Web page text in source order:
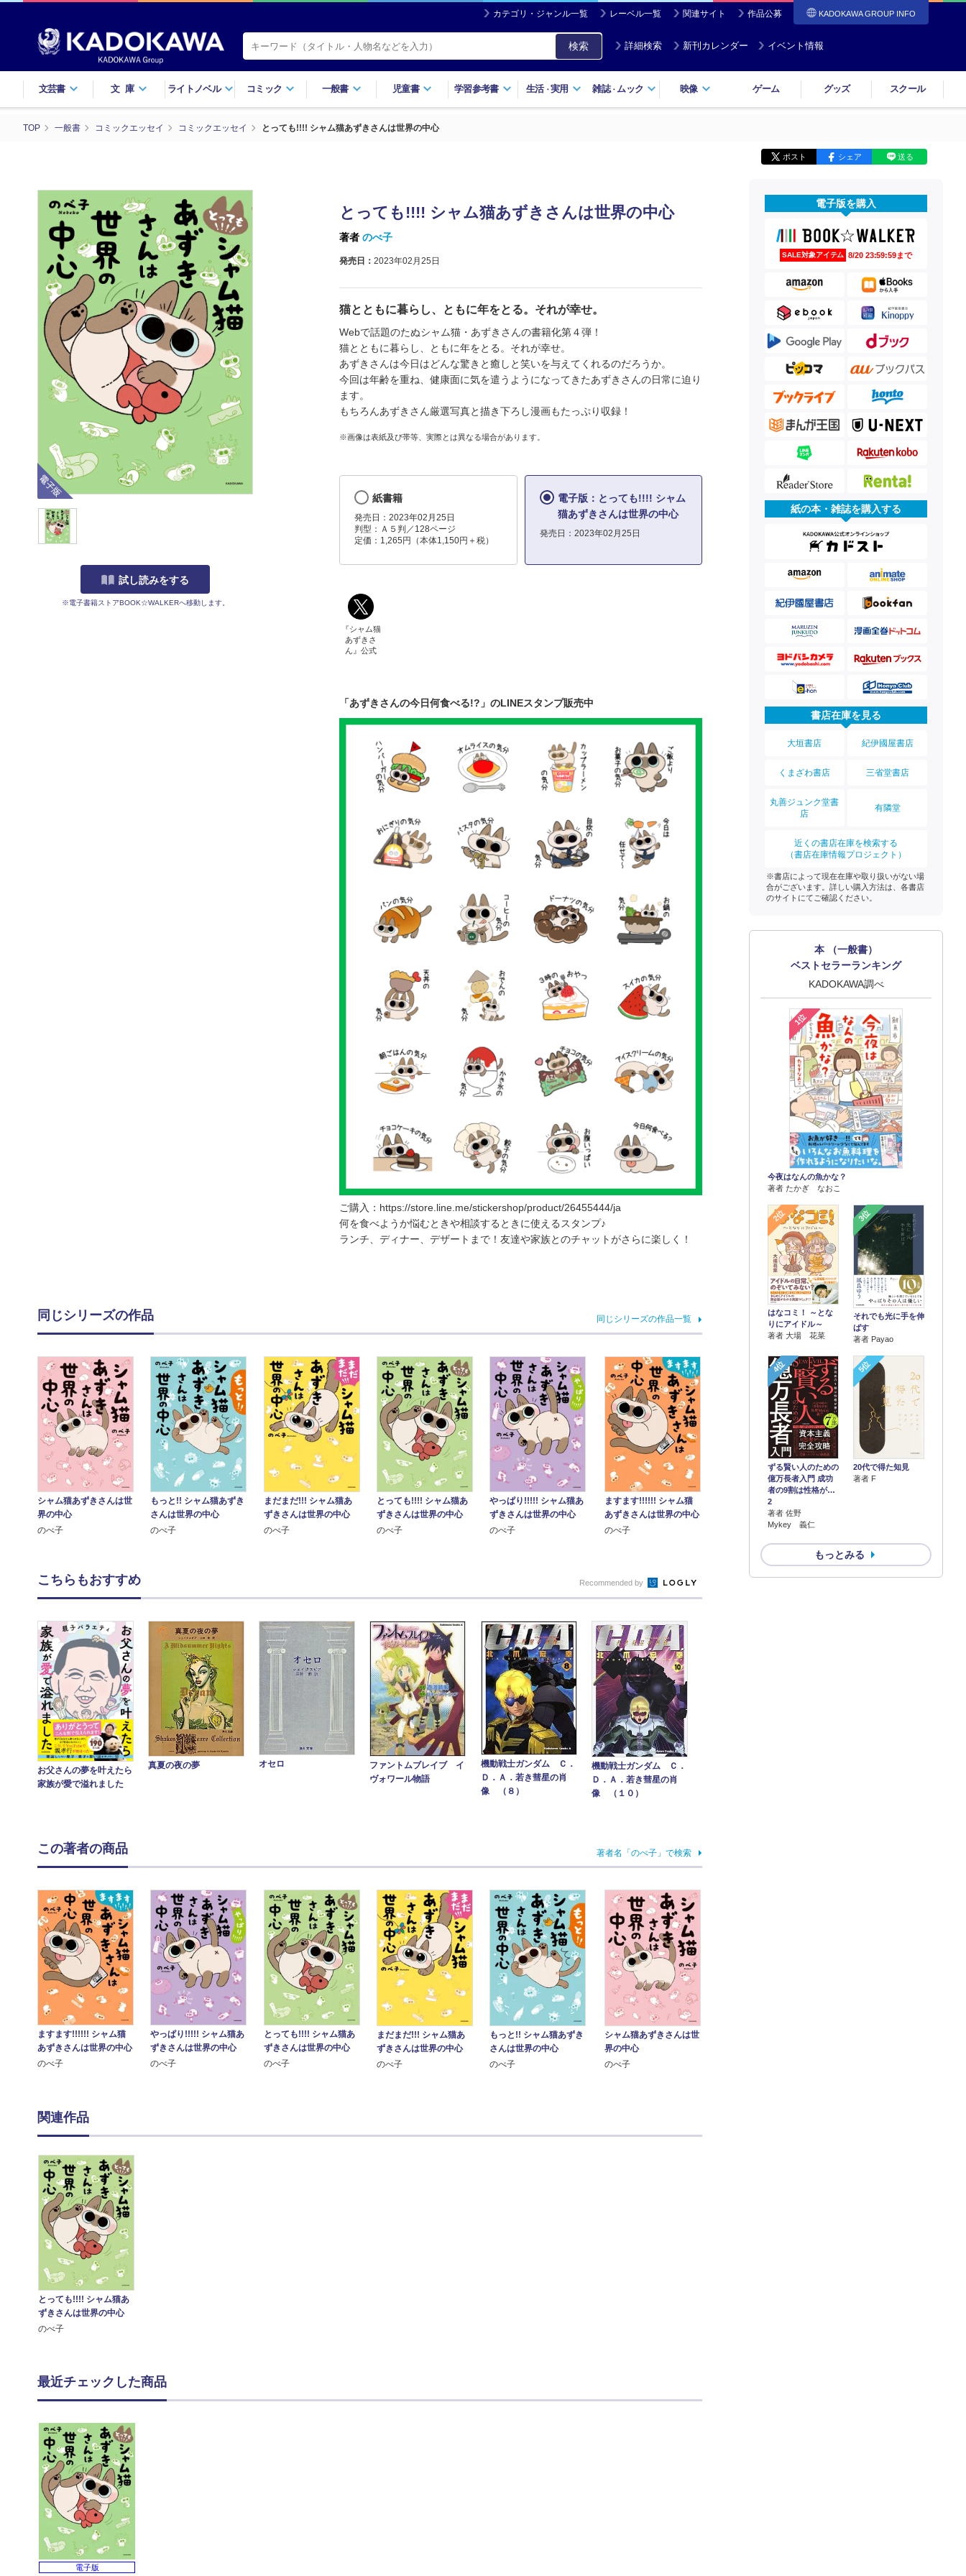
カテゴリ・ジャンル一覧 レーベル一覧 関連サイト 作品公募 KADOKAWA GROUP INFO
検索 詳細検索 新刊カレンダー イベント情報
文芸書 文庫 ライトノベル コミック 一般書 児童書 学習参考書 生活・実用 雑誌・ ムック 映像 ゲーム グッズ スクール
TOP 一般書 コミックエッセイ コミックエッセイ とっても!!!! シャム猫あずきさんは世界の中心
ポスト シェア 送る
電子版
試し読みをする
※電子書籍ストアBOOK☆WALKERへ移動します。
とっても!!!! シャム猫あずきさんは世界の中心
著者 のべ子
発売日： 2023年02月25日
猫とともに暮らし、ともに年をとる。それが幸せ。
Webで話題のたぬシャム猫・あずきさんの書籍化第４弾！
猫とともに暮らし、ともに年をとる。それが幸せ。
あずきさんは今日はどんな驚きと癒しと笑いを与えてくれるのだろうか。
今回は年齢を重ね、健康面に気を遣うようになってきたあずきさんの日常に迫り
ます。
もちろんあずきさん厳選写真と描き下ろし漫画もたっぷり収録！
※画像は表紙及び帯等、実際とは異なる場合があります。
紙書籍
発売日：2023年02月25日
判型：Ａ５判／128ページ
定価：1,265円（本体1,150円＋税）
電子版：とっても!!!! シャム
猫あずきさんは世界の中心
発売日：2023年02月25日
『シャム猫
あずきさ
ん』公式
「あずきさんの今日何食べる!?」のLINEスタンプ販売中
ご購入：https://store.line.me/stickershop/product/26455444/ja
何を食べようか悩むときや相談するときに使えるスタンプ♪
ランチ、ディナー、デザートまで！友達や家族とのチャットがさらに楽しく！
同じシリーズの作品 同じシリーズの作品一覧
シャム猫あずきさんは世
界の中心
のべ子
もっと!! シャム猫あずき
さんは世界の中心
のべ子
まだまだ!!! シャム猫あ
ずきさんは世界の中心
のべ子
とっても!!!! シャム猫あ
ずきさんは世界の中心
のべ子
やっぱり!!!!! シャム猫あ
ずきさんは世界の中心
のべ子
ますます!!!!!! シャム猫
あずきさんは世界の中心
のべ子
電子版を購入
SALE対象アイテム 8/20 23:59:59まで
紙の本・雑誌を購入する
書店在庫を見る
大垣書店 紀伊國屋書店
くまざわ書店 三省堂書店
丸善ジュンク堂書
店
有隣堂
近くの書店在庫を検索する
（書店在庫情報プロジェクト）
※書店によって現在在庫や取り扱いがない場
合がございます。詳しい購入方法は、各書店
のサイトにてご確認ください。
本 （一般書）
ベストセラーランキング
KADOKAWA調べ
1位
今夜はなんの魚かな？
著者 たかぎ なおこ
2位
はなコミ！ ～とな
りにアイドル～
著者 大場 花菜
3位
それでも光に手を伸
ばす
著者 Payao
4位
ずる賢い人のための
億万長者入門 成功
者の9割は性格が…
2
著者 佐野
Mykey 義仁
5位
20代で得た知見
著者 F
もっとみる
こちらもおすすめ Recommended by
お父さんの夢を叶えたら
家族が愛で溢れました
真夏の夜の夢 オセロ
ファントムブレイブ イ
ヴォワール物語
機動戦士ガンダム Ｃ．
Ｄ．Ａ．若き彗星の肖
像 （８）
機動戦士ガンダム Ｃ．
Ｄ．Ａ．若き彗星の肖
像 （１０）
この著者の商品 著者名「のべ子」で検索
ますます!!!!!! シャム猫
あずきさんは世界の中心
のべ子
やっぱり!!!!! シャム猫あ
ずきさんは世界の中心
のべ子
とっても!!!! シャム猫あ
ずきさんは世界の中心
のべ子
まだまだ!!! シャム猫あ
ずきさんは世界の中心
のべ子
もっと!! シャム猫あずき
さんは世界の中心
のべ子
シャム猫あずきさんは世
界の中心
のべ子
関連作品
とっても!!!! シャム猫あ
ずきさんは世界の中心
のべ子
最近チェックした商品
電子版